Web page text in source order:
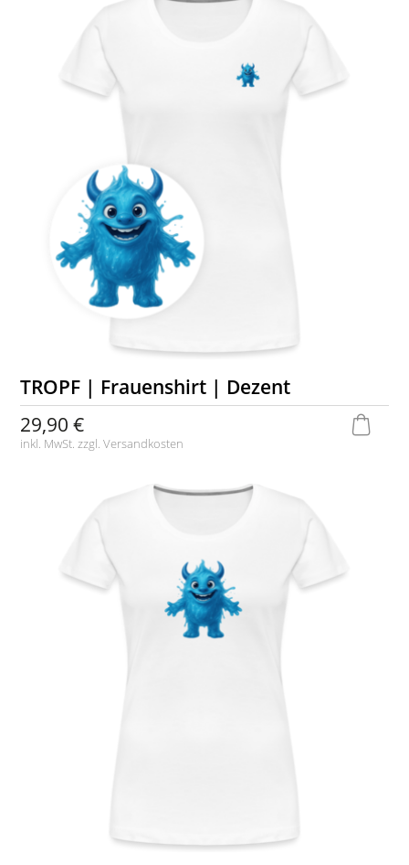
TROPF | Frauenshirt | Dezent
29,90 €
inkl. MwSt. zzgl.Versandkosten